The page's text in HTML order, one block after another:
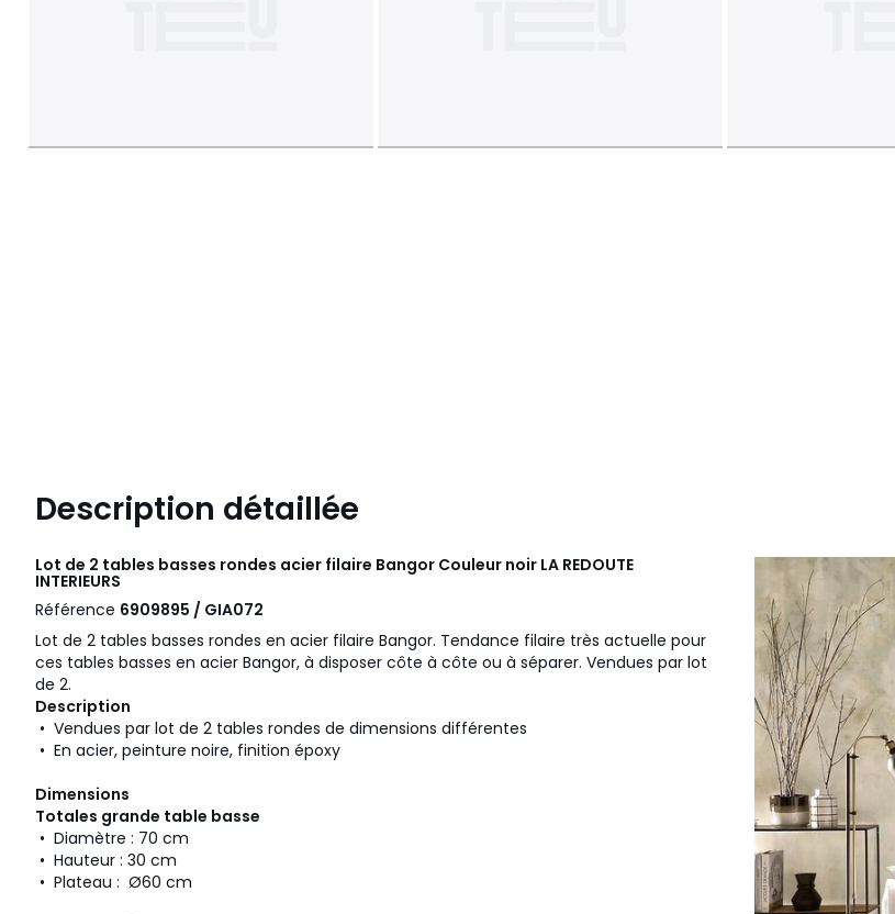
Description détaillée
Lot de 2 tables basses rondes acier filaire Bangor Couleur noir LA REDOUTE
INTERIEURS
Référence 6909895 / GIA072
Lot de 2 tables basses rondes en acier filaire Bangor. Tendance filaire très actuelle pour
ces tables basses en acier Bangor, à disposer côte à côte ou à séparer. Vendues par lot
de 2.
Description
• Vendues par lot de 2 tables rondes de dimensions différentes
• En acier, peinture noire, finition époxy
Dimensions
Totales grande table basse
• Diamètre : 70 cm
• Hauteur : 30 cm
• Plateau : Ø60 cm